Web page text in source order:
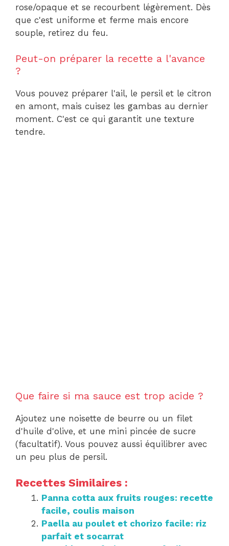
rose/opaque et se recourbent légèrement. Dès
que c'est uniforme et ferme mais encore
souple, retirez du feu.
Peut-on préparer la recette a l'avance
?
Vous pouvez préparer l'ail, le persil et le citron
en amont, mais cuisez les gambas au dernier
moment. C'est ce qui garantit une texture
tendre.
Que faire si ma sauce est trop acide ?
Ajoutez une noisette de beurre ou un filet
d'huile d'olive, et une mini pincée de sucre
(facultatif). Vous pouvez aussi équilibrer avec
un peu plus de persil.
Recettes Similaires :
Panna cotta aux fruits rouges: recette
facile, coulis maison
Paella au poulet et chorizo facile: riz
parfait et socarrat